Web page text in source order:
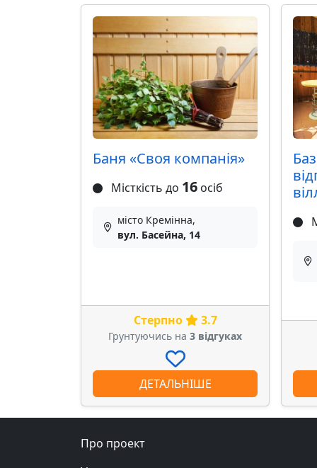
Баня «Своя компанія»
Місткість до 16 осіб
місто Кремінна,
вул. Басейна, 14
Стерпно 3.7
Грунтуючись на 3 відгуках
ДЕТАЛЬНІШЕ
Про проект